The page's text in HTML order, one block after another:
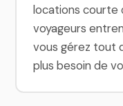
locations courte
voyageurs
vous gérez tout
plus besoin de